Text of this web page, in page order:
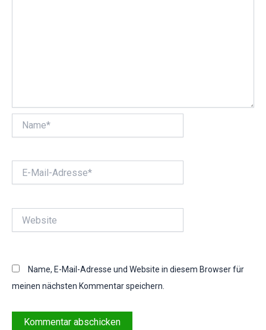
Mail-
Name, E-Mail-Adresse und Website in diesem Browser für
meinen nächsten Kommentar speichern.